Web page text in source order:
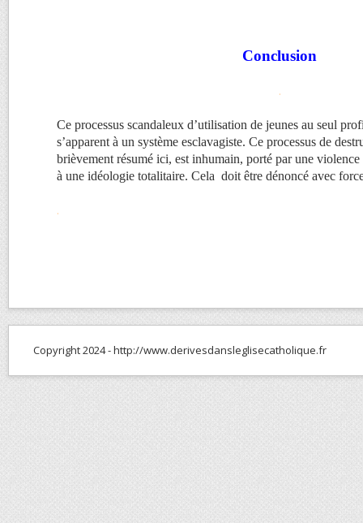
Conclusion
.
Ce processus scandaleux d’utilisation de jeunes au seul
s’apparent à un système esclavagiste. Ce processus de
brièvement résumé ici, est inhumain, porté par une violence
à une idéologie totalitaire. Cela doit être dénoncé avec
.
Copyright 2024 - http://www.derivesdansleglisecatholique.fr